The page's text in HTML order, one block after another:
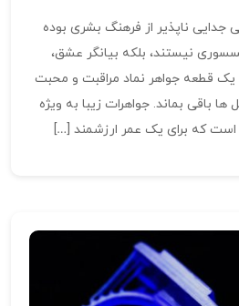
جدایی ناپذیر از فرهنگ بشری بوده
نیستند، بلکه بیانگر عشق،
قطعه جواهر نماد مراقبت و محبت
باقی بماند. جواهرات زیبا به ویژه
که برای یک عمر ارزشمند […]